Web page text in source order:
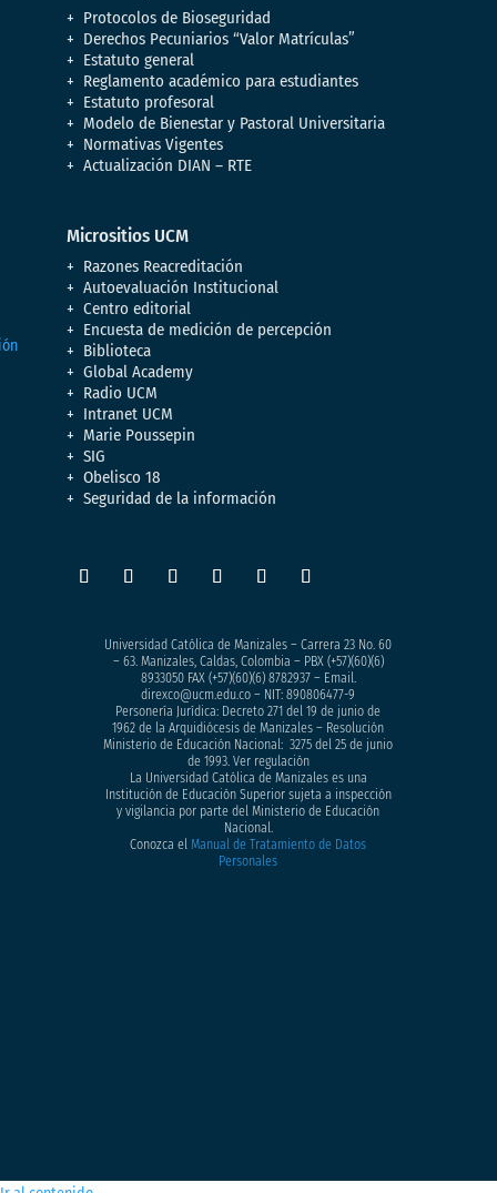
Protocolos de Bioseguridad
Derechos Pecuniarios “Valor Matrículas”
Estatuto general
Reglamento académico para estudiantes
Estatuto profesoral
Modelo de Bienestar y Pastoral Universitaria
Normativas Vigentes
Actualización DIAN – RTE
Micrositios UCM
Razones Reacreditación
Autoevaluación Institucional
Centro editorial
Encuesta de medición de percepción
Biblioteca
Global Academy
Radio UCM
Intranet UCM
Marie Poussepin
SIG
Obelisco 18
Seguridad de la información
Universidad Católica de Manizales – Carrera 23 No. 60
– 63. Manizales, Caldas, Colombia – PBX (+57)(60)(6)
8933050FAX (+57)(60)(6) 8782937 – Email.
direxco@ucm.edu.co – NIT: 890806477-9
Personería Jurídica: Decreto 271 del 19 de junio de
1962 de la Arquidiócesis de Manizales – Resolución
Ministerio de Educación Nacional: 3275 del 25 de junio
de 1993. Ver regulación
La Universidad Católica de Manizales es una
Institución de Educación Superior sujeta a inspección
y vigilancia por parte del Ministerio de Educación
Nacional.
Conozca elManual de Tratamiento de Datos
Personales